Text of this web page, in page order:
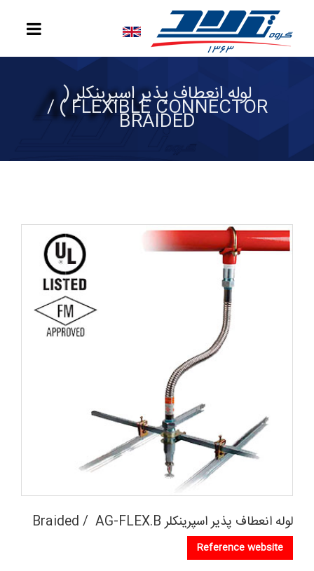
لوله انعطاف پذیر اسپرینکلر (FLEXIBLE CONNECTOR ) / BRAIDED
لوله انعطاف پذیر اسپرینکلر Braided / AG-FLEX.B
Reference website